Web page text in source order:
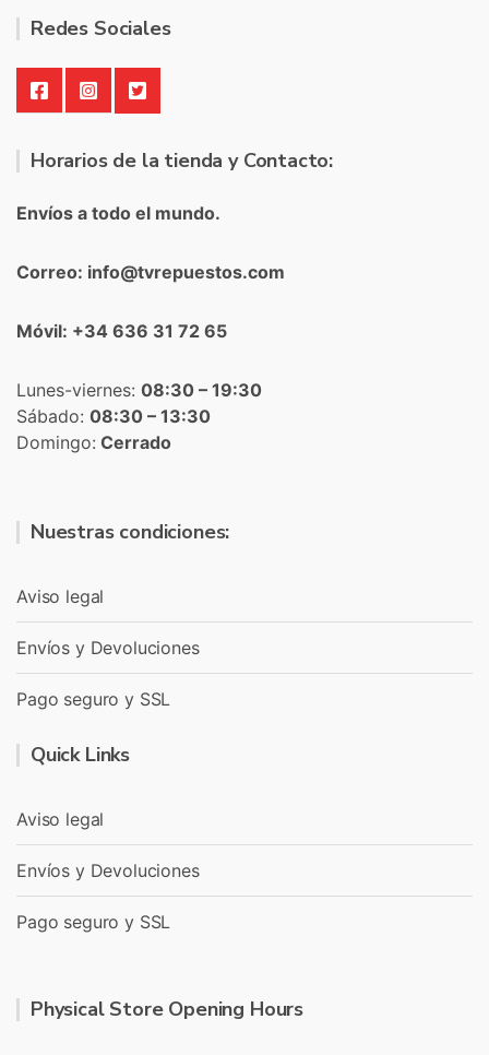
Redes Sociales
Horarios de la tienda y Contacto:
Envíos a todo el mundo.
Correo: info@tvrepuestos.com
Móvil: +34 636 31 72 65
Lunes-viernes: 08:30 – 19:30
Sábado: 08:30 – 13:30
Domingo: Cerrado
Nuestras condiciones:
Aviso legal
Envíos y Devoluciones
Pago seguro y SSL
Quick Links
Aviso legal
Envíos y Devoluciones
Pago seguro y SSL
Physical Store Opening Hours